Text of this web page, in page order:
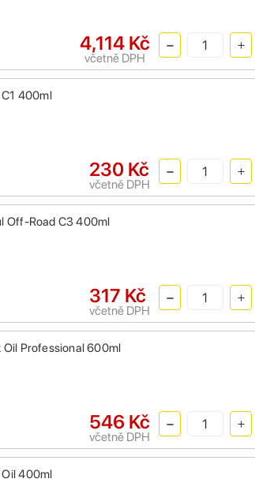
4,114 Kč
včetně DPH
400ml
230 Kč
včetně DPH
Off-Road C3 400ml
317 Kč
včetně DPH
Oil Professional 600ml
546 Kč
včetně DPH
400ml